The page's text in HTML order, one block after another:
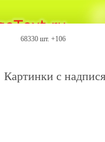
68330 шт. +106
Картинки с